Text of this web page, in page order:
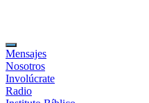
Mensajes
Nosotros
Involúcrate
Radio